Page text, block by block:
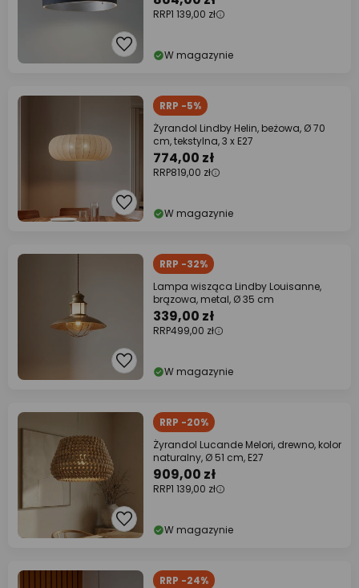
RRP1 139,00 zł
W magazynie
RRP -5%
Żyrandol Lindby Helin, beżowa, Ø 70
cm, tekstylna, 3 x E27
774,00 zł
RRP819,00 zł
W magazynie
RRP -32%
Lampa wisząca Lindby Louisanne,
brązowa, metal, Ø 35 cm
339,00 zł
RRP499,00 zł
W magazynie
RRP -20%
Żyrandol Lucande Melori, drewno, kolor
naturalny, Ø 51 cm, E27
909,00 zł
RRP1 139,00 zł
W magazynie
RRP -24%